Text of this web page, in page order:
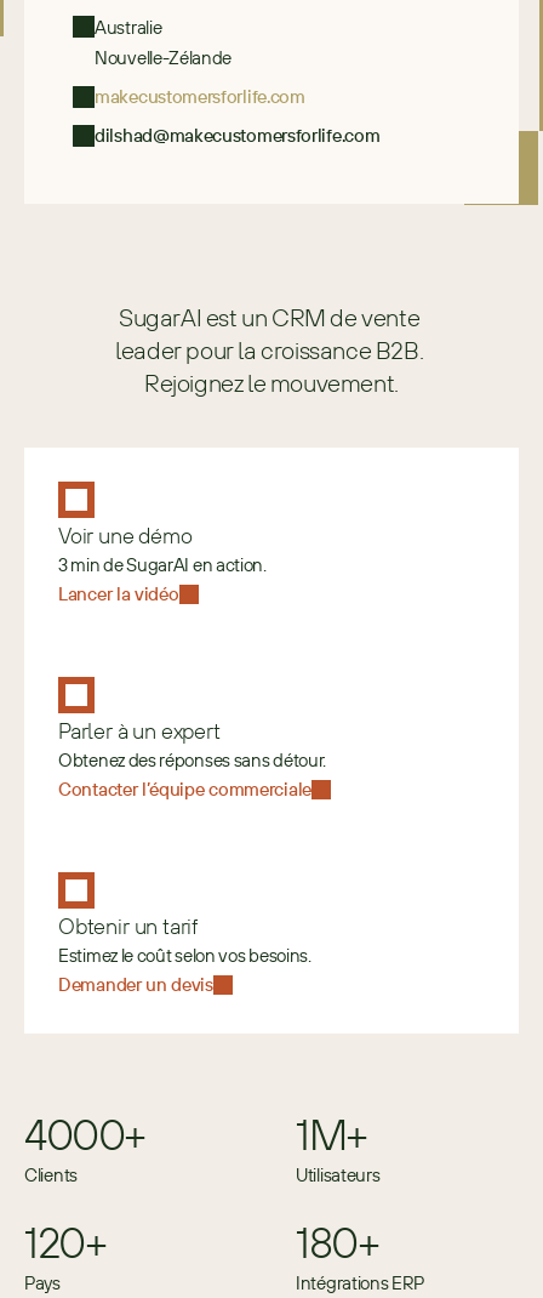
Australie
Nouvelle-Zélande
makecustomersforlife.com
dilshad@makecustomersforlife.com
SugarAI est un CRM de vente
leader pour la croissance B2B.
Rejoignez le mouvement.
Voir une démo
3 min de SugarAI en action.
Lancer la vidéo
Parler à un expert
Obtenez des réponses sans détour.
Contacter l’équipe commerciale
Obtenir un tarif
Estimez le coût selon vos besoins.
Demander un devis
4000+
Clients
1M+
Utilisateurs
120+
Pays
180+
Intégrations ERP